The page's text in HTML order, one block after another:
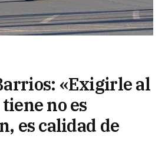
«Exigirle al
no es
es calidad de